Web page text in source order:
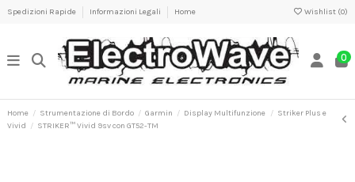
Spedizioni Rapide Informazioni Legali Home Wishlist (0)
0
Home Strumentazione di Bordo Garmin Display Multifunzione
Striker Plus e
Vivid
STRIKER™ Vivid 9sv con GT52-TM